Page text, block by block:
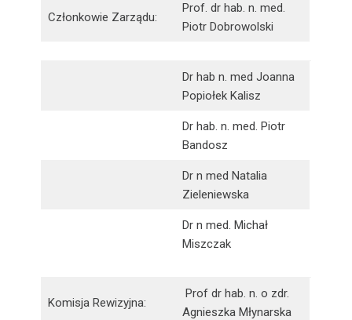
Członkowie Zarządu:
Prof. dr hab. n. med.
Piotr Dobrowolski
Dr hab n. med Joanna
Popiołek Kalisz
Dr hab. n. med. Piotr
Bandosz
Dr n med Natalia
Zieleniewska
Dr n med. Michał
Miszczak
Komisja Rewizyjna:
Prof dr hab. n. o zdr.
Agnieszka Młynarska